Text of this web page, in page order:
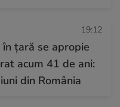
19:12
țară se apropie
acum 41 de ani:
din România